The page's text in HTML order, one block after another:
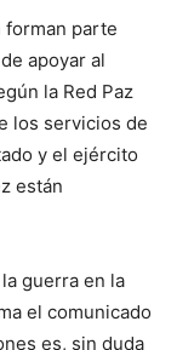
forman parte
apoyar al
la Red Paz
los servicios de
y el ejército
están
guerra en la
el comunicado
es, sin duda